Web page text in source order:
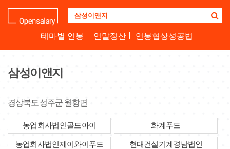
업
명
테마별 연봉 연말정산 연봉협상성공법
삼성이앤지
경상북도 성주군 월항면
농업회사법인골드아이 화계푸드
농업회사법인제이와이푸드 현대건설기계경남법인